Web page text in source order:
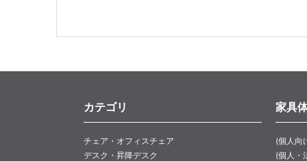
カテゴリ
チェア・オフィスチェア
デスク・昇降デスク
家具
(個人向
(個人・